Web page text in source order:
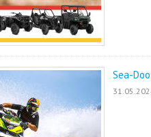
Sea-